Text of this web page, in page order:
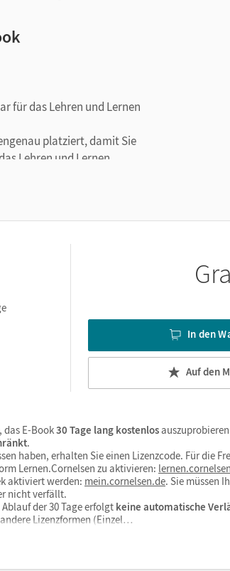
für das Lehren und Lernen
platziert, damit Sie
Lehren und Lernen
Suchen. Dieses
erstellen,
Bearbeitung mit
In den
Auf den
das E-Book30 Tage lang kostenlos
.
haben, erhalten Sie einen Lizenzcode. Für die
Lernen.Cornelsen zu aktivieren:
aktiviert werden: mein.cornelsen.de. Sie müssen
nicht verfällt.
der 30 Tage erfolgt keine automatische
Lizenzformen (Einzel…